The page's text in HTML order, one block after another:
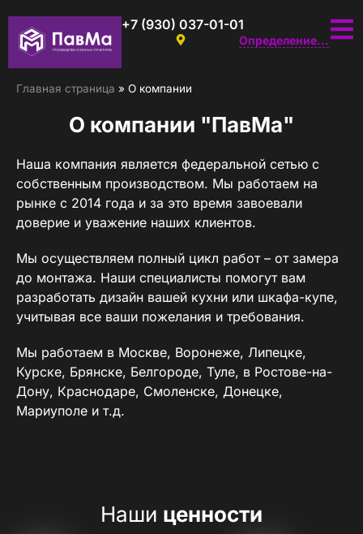
+7 (930) 037-01-01
Определение...
Главная страница » О компании
О компании "ПавМа"
Наша компания является федеральной сетью с
собственным производством. Мы работаем на
рынке с 2014 года и за это время завоевали
доверие и уважение наших клиентов.
Мы осуществляем полный цикл работ – от замера
до монтажа. Наши специалисты помогут вам
разработать дизайн вашей кухни или шкафа-купе,
учитывая все ваши пожелания и требования.
Мы работаем в Москве, Воронеже, Липецке,
Курске, Брянске, Белгороде, Туле, в Ростове-на-
Дону, Краснодаре, Смоленске, Донецке,
Мариуполе и т.д.
Наши ценности